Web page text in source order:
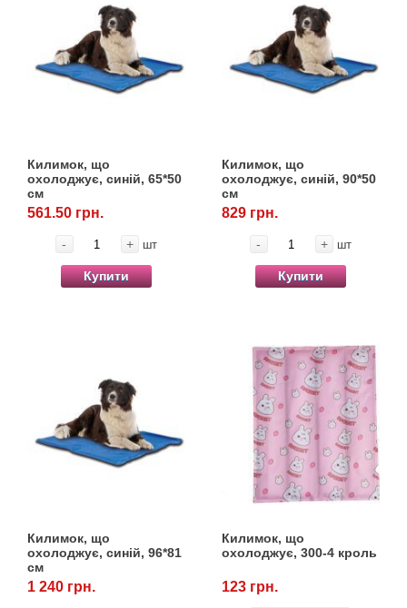
Килимок, що
охолоджує, синій, 65*50
см
561.50 грн.
- + шт
Купити
Килимок, що
охолоджує, синій, 90*50
см
829 грн.
- + шт
Купити
Килимок, що
охолоджує, синій, 96*81
см
1 240 грн.
Килимок, що
охолоджує, 300-4 кроль
123 грн.